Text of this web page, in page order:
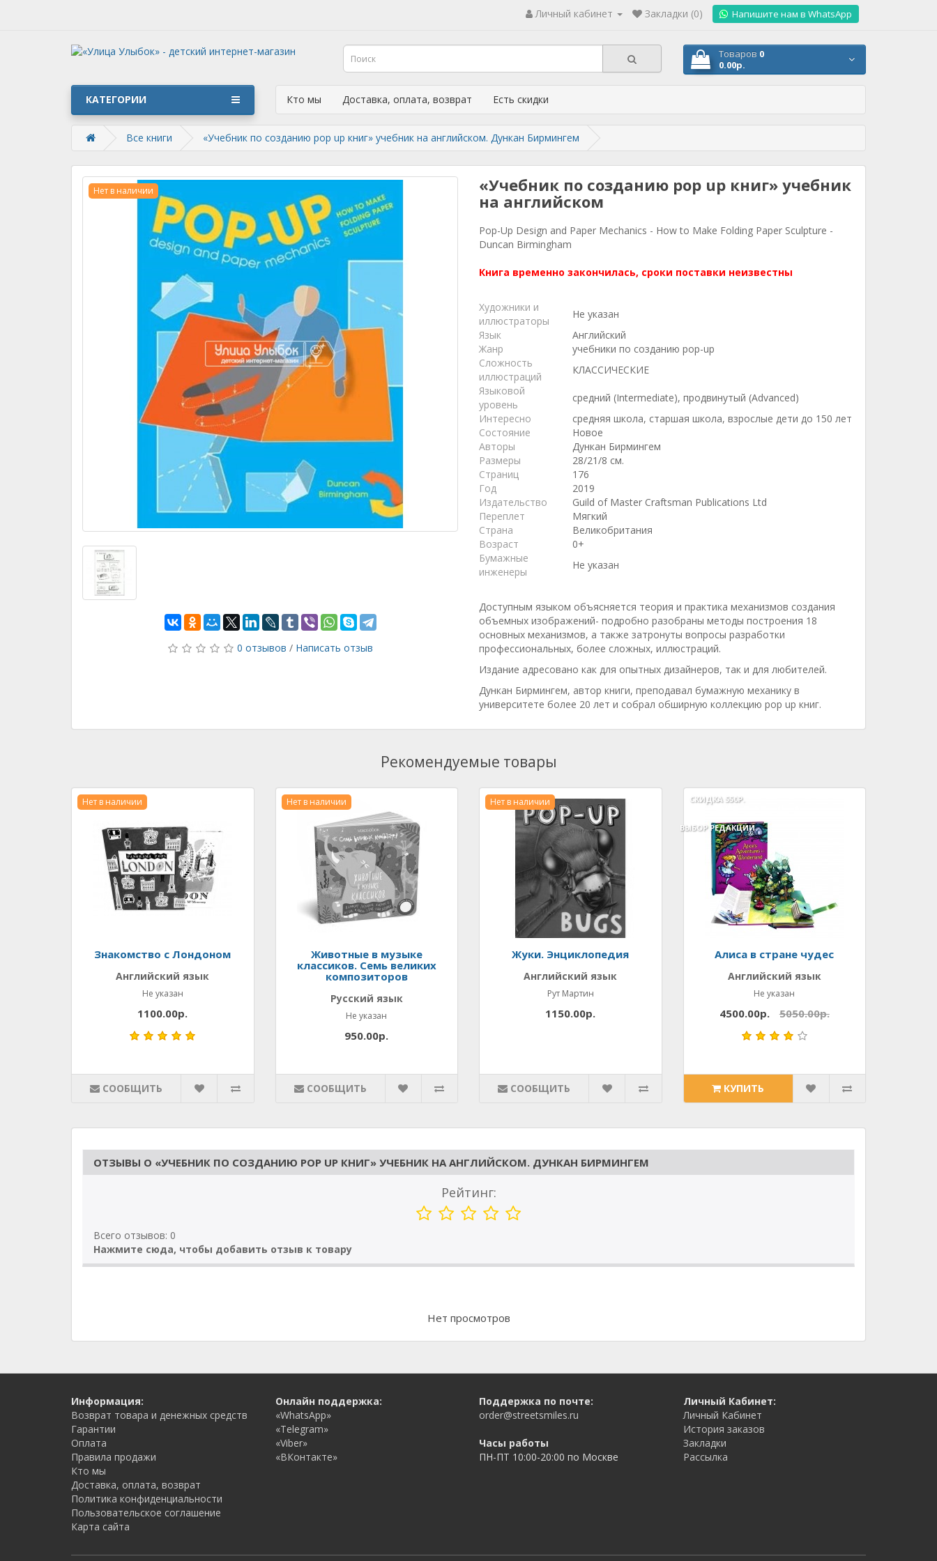
Личный кабинет Закладки (0) Напишите нам в WhatsApp
Товаров 0
0.00р.
КАТЕГОРИИ Кто мы Доставка, оплата, возврат Есть скидки
Все книги «Учебник по созданию pop up книг» учебник на английском. Дункан Бирмингем
Нет в наличии
0 отзывов / Написать отзыв
«Учебник по созданию pop up книг» учебник
на английском
Pop-Up Design and Paper Mechanics - How to Make Folding Paper Sculpture -
Duncan Birmingham
Книга временно закончилась, сроки поставки неизвестны
Художники и
иллюстраторы
Не указан
Язык
Английский
Жанр
учебники по созданию pop-up
Сложность
иллюстраций
КЛАССИЧЕСКИЕ
Языковой
уровень
средний (Intermediate), продвинутый (Advanced)
Интересно
средняя школа, старшая школа, взрослые дети до 150 лет
Состояние
Новое
Авторы
Дункан Бирмингем
Размеры
28/21/8 см.
Страниц
176
Год
2019
Издательство
Guild of Master Craftsman Publications Ltd
Переплет
Мягкий
Страна
Великобритания
Возраст
0+
Бумажные
инженеры
Не указан
Доступным языком объясняется теория и практика механизмов создания
объемных изображений- подробно разобраны методы построения 18
основных механизмов, а также затронуты вопросы разработки
профессиональных, более сложных, иллюстраций.
Издание адресовано как для опытных дизайнеров, так и для любителей.
Дункан Бирмингем, автор книги, преподавал бумажную механику в
университете более 20 лет и собрал обширную коллекцию pop up книг.
Рекомендуемые товары
Нет в наличии
Знакомство с Лондоном
Английский язык
Не указан
1100.00р.
СООБЩИТЬ
Нет в наличии
Животные в музыке
классиков. Семь великих
композиторов
Русский язык
Не указан
950.00р.
СООБЩИТЬ
Нет в наличии
Жуки. Энциклопедия
Английский язык
Рут Мартин
1150.00р.
СООБЩИТЬ
Алиса в стране чудес
Английский язык
Не указан
СКИДКА 550Р.
ВЫБОР РЕДАКЦИИ
4500.00р. 5050.00р.
КУПИТЬ
ОТЗЫВЫ О «УЧЕБНИК ПО СОЗДАНИЮ POP UP КНИГ» УЧЕБНИК НА АНГЛИЙСКОМ. ДУНКАН БИРМИНГЕМ
Рейтинг:
Всего отзывов: 0
Нажмите сюда, чтобы добавить отзыв к товару
Нет просмотров
Информация:
Возврат товара и денежных средств
Гарантии
Оплата
Правила продажи
Кто мы
Доставка, оплата, возврат
Политика конфиденциальности
Пользовательское соглашение
Карта сайта
Онлайн поддержка:
«WhatsApp»
«Telegram»
«Viber»
«ВКонтакте»
Поддержка по почте:
order@streetsmiles.ru
Часы работы
ПН-ПТ 10:00-20:00 по Москве
Личный Кабинет:
Личный Кабинет
История заказов
Закладки
Рассылка